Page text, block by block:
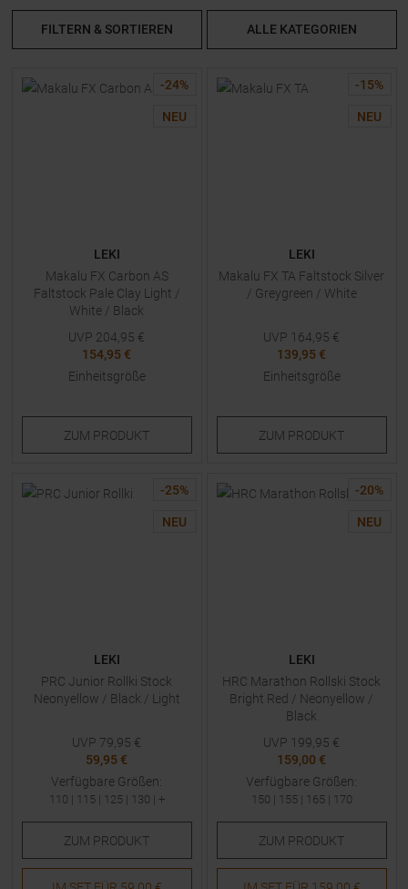
FILTERN & SORTIEREN ALLE KATEGORIEN
-24%
NEU
LEKI
Makalu FX Carbon AS
Faltstock Pale Clay Light /
White / Black
UVP 204,95 €
154,95 €
Einheitsgröße
ZUM PRODUKT
-15%
NEU
LEKI
Makalu FX TA Faltstock Silver
/ Greygreen / White
UVP 164,95 €
139,95 €
Einheitsgröße
ZUM PRODUKT
-25%
NEU
LEKI
PRC Junior Rollki Stock
Neonyellow / Black / Light
UVP 79,95 €
59,95 €
Verfügbare Größen:
110 | 115 | 125 | 130 | +
ZUM PRODUKT
-20%
NEU
LEKI
HRC Marathon Rollski Stock
Bright Red / Neonyellow /
Black
UVP 199,95 €
159,00 €
Verfügbare Größen:
150 | 155 | 165 | 170
ZUM PRODUKT